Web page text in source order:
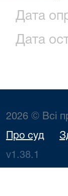
Дата
Дата
2026 © Всі
Про суд
v1.38.1